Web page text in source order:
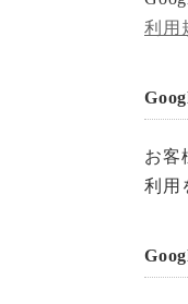
利用
お客
利用